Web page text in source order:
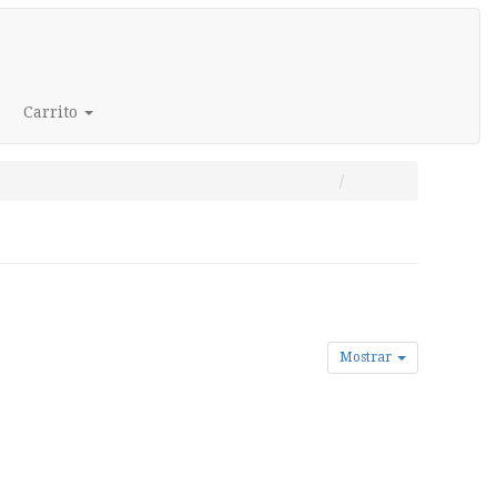
Carrito
Mostrar